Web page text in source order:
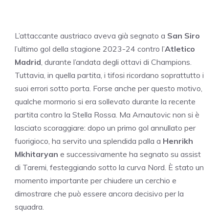
L’attaccante austriaco aveva già segnato a San Siro
l’ultimo gol della stagione 2023-24 contro l’Atletico
Madrid, durante l’andata degli ottavi di Champions.
Tuttavia, in quella partita, i tifosi ricordano soprattutto i
suoi errori sotto porta. Forse anche per questo motivo,
qualche mormorio si era sollevato durante la recente
partita contro la Stella Rossa. Ma Arnautovic non si è
lasciato scoraggiare: dopo un primo gol annullato per
fuorigioco, ha servito una splendida palla a Henrikh
Mkhitaryan e successivamente ha segnato su assist
di Taremi, festeggiando sotto la curva Nord. È stato un
momento importante per chiudere un cerchio e
dimostrare che può essere ancora decisivo per la
squadra.